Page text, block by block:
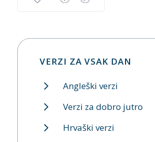
VERZI ZA VSAK DAN
Angleški verzi
Verzi za dobro jutro
Hrvaški verzi